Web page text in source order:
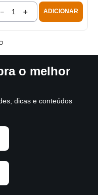
＋
－ ADICIONAR
o melhor
dicas e conteúdos